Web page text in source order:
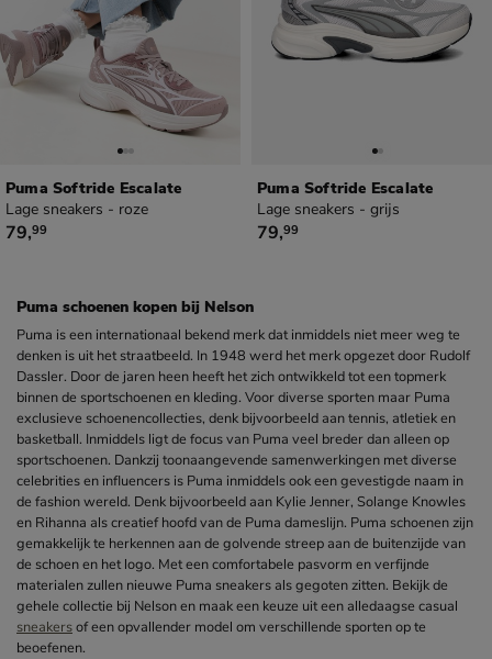
Puma Softride Escalate
Lage sneakers - roze
€ 79,99
79,99
Puma Softride Escalate
Lage sneakers - grijs
€ 79,99
79,99
Puma schoenen kopen bij Nelson
Puma is een internationaal bekend merk dat inmiddels niet meer weg te
denken is uit het straatbeeld. In 1948 werd het merk opgezet door Rudolf
Dassler. Door de jaren heen heeft het zich ontwikkeld tot een topmerk
binnen de sportschoenen en kleding. Voor diverse sporten maar Puma
exclusieve schoenencollecties, denk bijvoorbeeld aan tennis, atletiek en
basketball. Inmiddels ligt de focus van Puma veel breder dan alleen op
sportschoenen. Dankzij toonaangevende samenwerkingen met diverse
celebrities en influencers is Puma inmiddels ook een gevestigde naam in
de fashion wereld. Denk bijvoorbeeld aan Kylie Jenner, Solange Knowles
en Rihanna als creatief hoofd van de Puma dameslijn. Puma schoenen zijn
gemakkelijk te herkennen aan de golvende streep aan de buitenzijde van
de schoen en het logo. Met een comfortabele pasvorm en verfijnde
materialen zullen nieuwe Puma sneakers als gegoten zitten. Bekijk de
gehele collectie bij Nelson en maak een keuze uit een alledaagse casual
sneakersof een opvallender model om verschillende sporten op te
beoefenen.